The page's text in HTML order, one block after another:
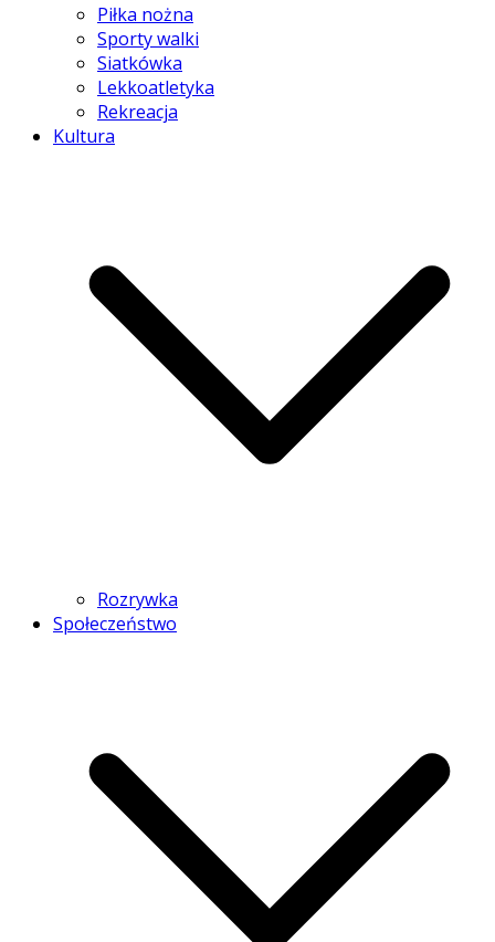
Piłka nożna
Sporty walki
Siatkówka
Lekkoatletyka
Rekreacja
Kultura
Rozrywka
Społeczeństwo